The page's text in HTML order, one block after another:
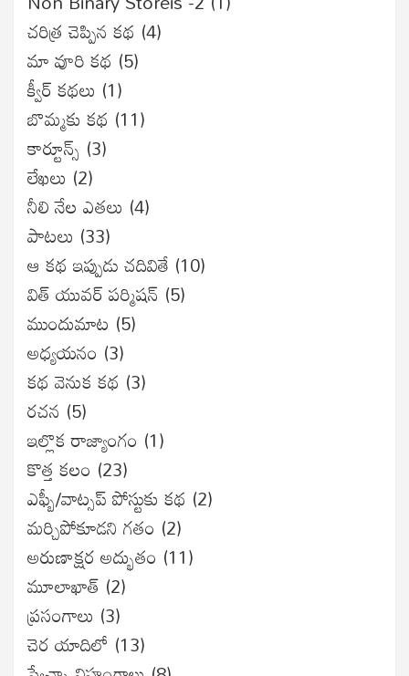
చరిత్ర చెప్పిన కథ (4)
మా వూరి కథ (5)
క్వీర్ కథలు (1)
బొమ్మకు కథ (11)
కార్టూన్స్ (3)
లేఖలు (2)
నీలి నేల ఎతలు (4)
పాటలు (33)
ఆ కథ ఇప్పుడు చదివితే (10)
విత్ యువర్ పర్మిషన్ (5)
ముందుమాట (5)
అధ్యయనం (3)
కథ వెనుక కథ (3)
రచన (5)
ఇల్లొక రాజ్యాంగం (1)
కొత్త కలం (23)
ఎఫ్బీ/వాట్సప్ పోస్టుకు కథ (2)
మర్చిపోకూడని గతం (2)
అరుణాక్షర అద్భుతం (11)
మూలాఖాత్ (2)
ప్రసంగాలు (3)
చెర యాదిలో (13)